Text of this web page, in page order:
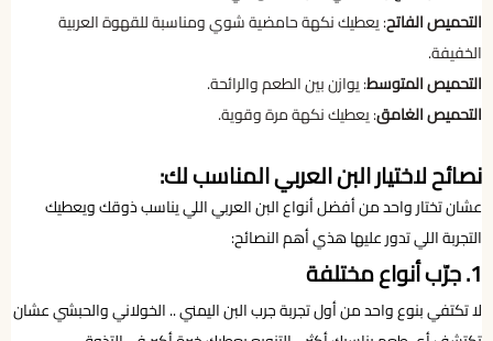
التحميص الفاتح: يعطيك نكهة حامضية شوي ومناسبة للقهوة العربية
الخفيفة.
التحميص المتوسط: يوازن بين الطعم والرائحة.
التحميص الغامق: يعطيك نكهة مرة وقوية.
نصائح لاختيار البن العربي المناسب لك:
عشان تختار واحد من أفضل أنواع البن العربي اللي يناسب ذوقك ويعطيك
التجربة اللي تدور عليها هذي أهم النصائح:
1. جرّب أنواع مختلفة
لا تكتفي بنوع واحد من أول تجربة جرب البن اليمني .. الخولاني والحبشي عشان